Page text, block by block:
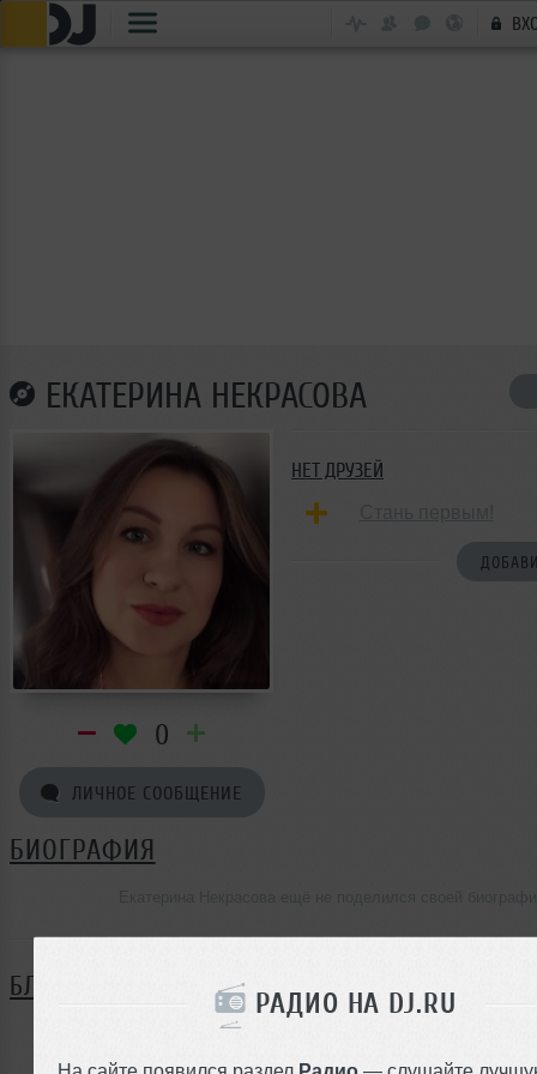
РАДИО НА DJ.RU
На сайте появился раздел Радио — слушайте
ЕКАТЕРИНА НЕКРАСОВА
0
ЛИЧНОЕ СООБЩЕНИЕ
НЕТ ДРУЗЕЙ
БИОГРАФИЯ
БЛОГ